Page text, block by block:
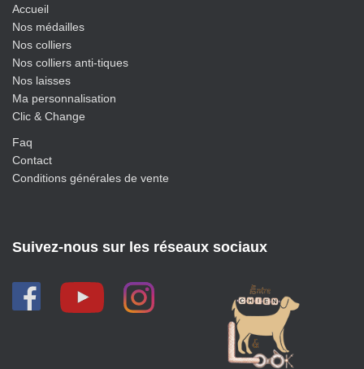
Accueil
Nos médailles
Nos colliers
Nos colliers anti-tiques
Nos laisses
Ma personnalisation
Clic & Change
Faq
Contact
Conditions générales de vente
Suivez-nous sur les réseaux sociaux